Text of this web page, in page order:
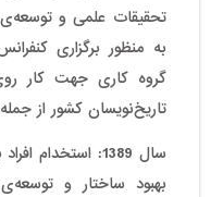
تحقیقات علمی و توسعه‌ی
به منظور برگزاری
گروه کاری جهت کار
تاریخ‌نویسان کشور از
سال 1389
: استخدام
بهبود ساختار و